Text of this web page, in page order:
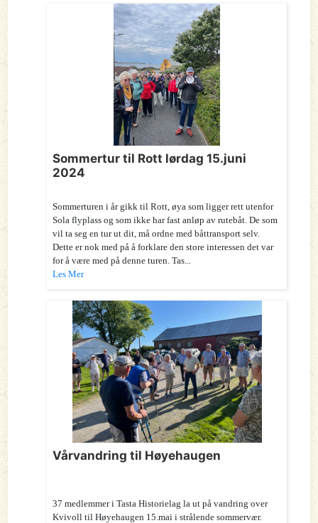
Sommertur til Rott lørdag 15.juni
2024
Sommerturen i år gikk til Rott, øya som ligger rett utenfor
Sola flyplass og som ikke har fast anløp av rutebåt. De som
vil ta seg en tur ut dit, må ordne med båttransport selv.
Dette er nok med på å forklare den store interessen det var
for å være med på denne turen. Tas...
Les Mer
Vårvandring til Høyehaugen
37 medlemmer i Tasta Historielag la ut på vandring over
Kvivoll til Høyehaugen 15.mai i strålende sommervær.